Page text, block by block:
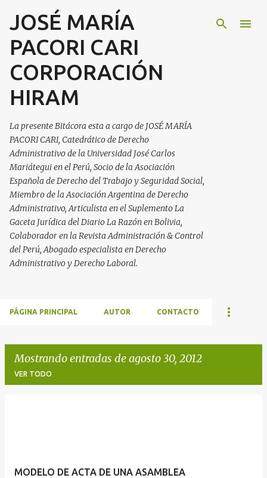
Ir al contenido principal
JOSÉ MARÍA
PACORI CARI
CORPORACIÓN
HIRAM
La presente Bitácora esta a cargo de JOSÉ MARÍA
PACORI CARI, Catedrático de Derecho
Administrativo de la Universidad José Carlos
Mariátegui en el Perú, Socio de la Asociación
Española de Derecho del Trabajo y Seguridad Social,
Miembro de la Asociación Argentina de Derecho
Administrativo, Articulista en el Suplemento La
Gaceta Jurídica del Diario La Razón en Bolivia,
Colaborador en la Revista Administración & Control
del Perú, Abogado especialista en Derecho
Administrativo y Derecho Laboral.
PÁGINA PRINCIPAL AUTOR CONTACTO
Mostrando entradas de agosto 30, 2012
VER TODO
MODELO DE ACTA DE UNA ASAMBLEA